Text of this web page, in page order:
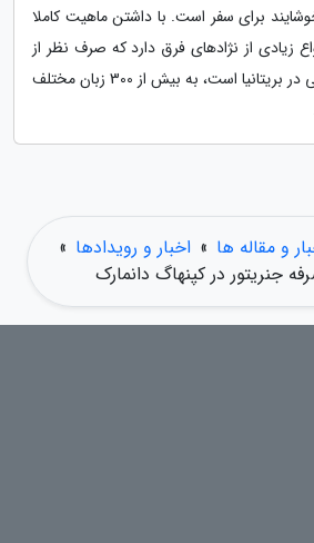
برای سفر است. با داشتن ماهیت کاملا
زیادی از نژادهای فرق دارد که صرف نظر از
زبان انگلیسی که زبان ملی در بریتانیا است، به بیش از 300 زبان مختلف
و مقاله ها » اخبار و رویدادها »
جنریتور در کپنهاگ دانمارک